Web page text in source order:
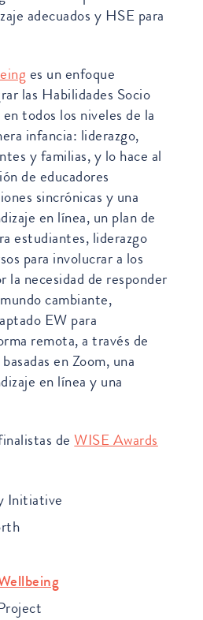
adecuados y HSE para
es un enfoque
las Habilidades Socio
todos los niveles de la
infancia: liderazgo,
y familias, y lo hace al
de educadores
sincrónicas y una
en línea, un plan de
estudiantes, liderazgo
para involucrar a los
la necesidad de responder
cambiante,
EW para
remota, a través de
en Zoom, una
en línea y una
deWISE Awards
Initiative